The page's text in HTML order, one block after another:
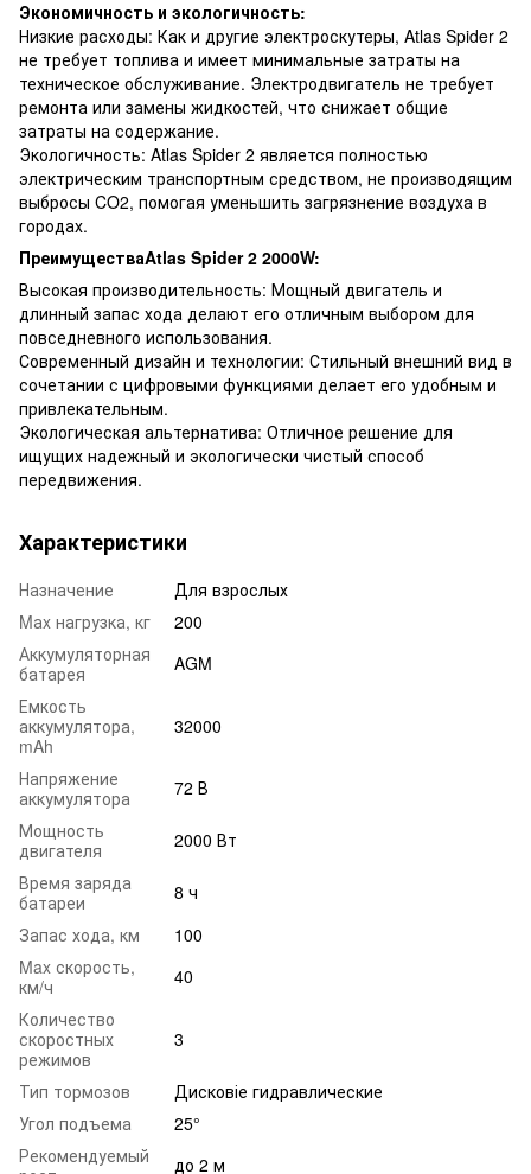
Экономичность и экологичность:
Низкие расходы: Как и другие электроскутеры, Atlas Spider 2
не требует топлива и имеет минимальные затраты на
техническое обслуживание. Электродвигатель не требует
ремонта или замены жидкостей, что снижает общие
затраты на содержание.
Экологичность: Atlas Spider 2 является полностью
электрическим транспортным средством, не производящим
выбросы CO2, помогая уменьшить загрязнение воздуха в
городах.
ПреимуществаAtlas Spider 2 2000W:
Высокая производительность: Мощный двигатель и
длинный запас хода делают его отличным выбором для
повседневного использования.
Современный дизайн и технологии: Стильный внешний вид в
сочетании с цифровыми функциями делает его удобным и
привлекательным.
Экологическая альтернатива: Отличное решение для
ищущих надежный и экологически чистый способ
передвижения.
Характеристики
Назначение
Для взрослых
Mаx нагрузка, кг
200
Аккумуляторная
батарея
AGM
Емкость
аккумулятора,
mAh
32000
Напряжение
аккумулятора
72 В
Мощность
двигателя
2000 Вт
Время заряда
батареи
8 ч
Запас хода, км
100
Max скорость,
км/ч
40
Количество
скоростных
режимов
3
Тип тормозов
Дисковіе гидравлические
Угол подъема
25°
Рекомендуемый
до 2 м